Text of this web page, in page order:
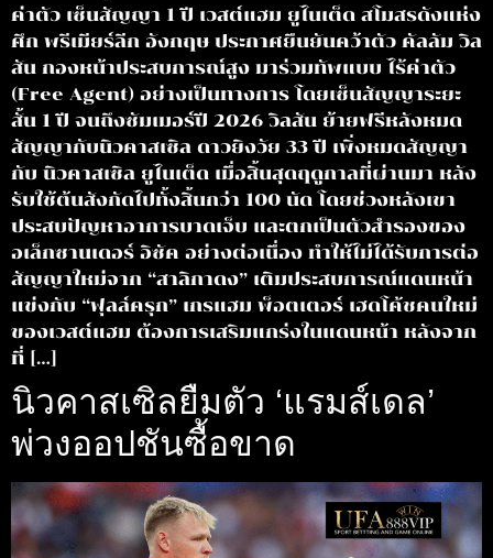
ค่าตัว เซ็นสัญญา 1 ปี เวสต์แฮม ยูไนเต็ด สโมสรดังแห่ง
ศึก พรีเมียร์ลีก อังกฤษ ประกาศยืนยันคว้าตัว คัลลัม วิล
สัน กองหน้าประสบการณ์สูง มาร่วมทัพแบบ ไร้ค่าตัว
(Free Agent) อย่างเป็นทางการ โดยเซ็นสัญญาระยะ
สั้น 1 ปี จนถึงซัมเมอร์ปี 2026 วิลสัน ย้ายฟรีหลังหมด
สัญญากับนิวคาสเซิล ดาวยิงวัย 33 ปี เพิ่งหมดสัญญา
กับ นิวคาสเซิล ยูไนเต็ด เมื่อสิ้นสุดฤดูกาลที่ผ่านมา หลัง
รับใช้ต้นสังกัดไปทั้งสิ้นกว่า 100 นัด โดยช่วงหลังเขา
ประสบปัญหาอาการบาดเจ็บ และตกเป็นตัวสำรองของ
อเล็กซานเดอร์ อิซัค อย่างต่อเนื่อง ทำให้ไม่ได้รับการต่อ
สัญญาใหม่จาก “สาลิกาดง” เติมประสบการณ์แดนหน้า
แข่งกับ “ฟุลล์ครุก” เกรแฮม พ็อตเตอร์ เฮดโค้ชคนใหม่
ของเวสต์แฮม ต้องการเสริมแกร่งในแดนหน้า หลังจาก
ที่ […]
นิวคาสเซิลยืมตัว ‘แรมส์เดล’
พ่วงออปชันซื้อขาด